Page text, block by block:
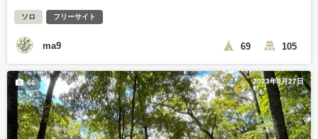
ソロ フリーサイト
ma9 69 105
2023年8月27日
66